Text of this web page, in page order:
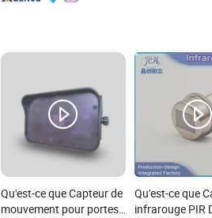
Qu'est-ce que Capteur de
mouvement pour portes
Qu'est-ce que
infrarouge PIR